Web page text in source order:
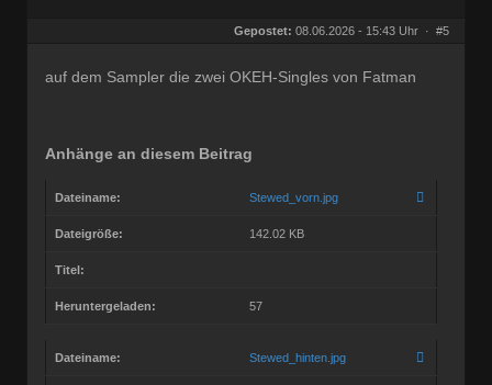
Gepostet: 08.06.2026 - 15:43 Uhr · #5
auf dem Sampler die zwei OKEH-Singles von Fatman
Anhänge an diesem Beitrag
Dateiname: Stewed_vorn.jpg
Dateigröße: 142.02 KB
Titel:
Heruntergeladen: 57
Dateiname: Stewed_hinten.jpg